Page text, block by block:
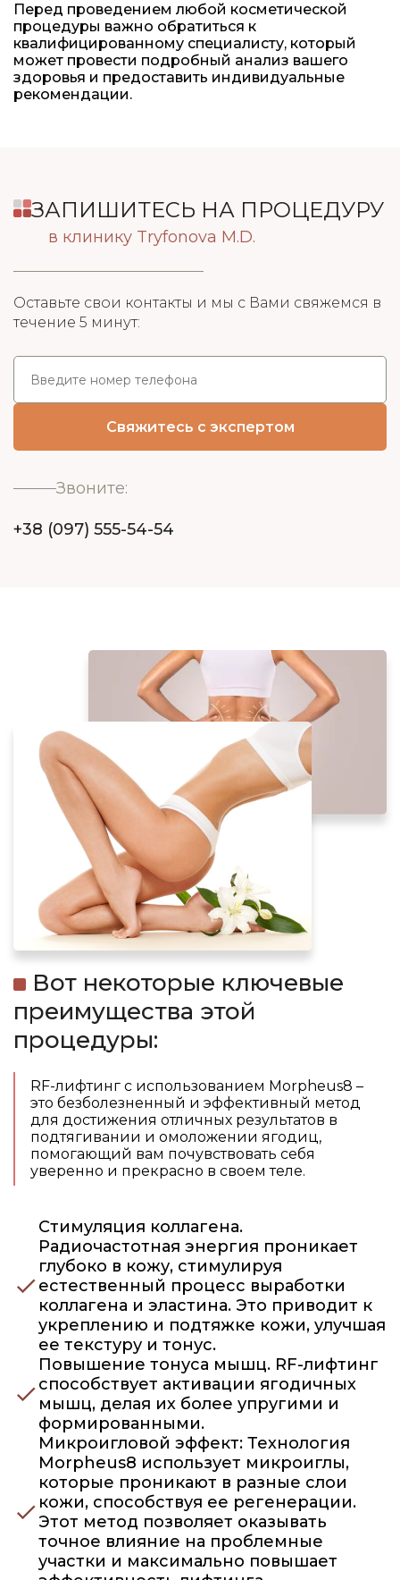
Перед проведением любой косметической
процедуры важно обратиться к
квалифицированному специалисту, который
может провести подробный анализ вашего
здоровья и предоставить индивидуальные
рекомендации.
ЗАПИШИТЕСЬ НА ПРОЦЕДУРУ
в клинику Tryfonova M.D.
Оставьте свои контакты и мы с Вами свяжемся в
течение 5 минут:
Звоните:
+38 (097) 555-54-54
Вот некоторые ключевые
преимущества этой
процедуры:
RF-лифтинг с использованием Morpheus8 –
это безболезненный и эффективный метод
для достижения отличных результатов в
подтягивании и омоложении ягодиц,
помогающий вам почувствовать себя
уверенно и прекрасно в своем теле.
Стимуляция коллагена.
Радиочастотная энергия проникает
глубоко в кожу, стимулируя
естественный процесс выработки
коллагена и эластина. Это приводит к
укреплению и подтяжке кожи, улучшая
ее текстуру и тонус.
Повышение тонуса мышц. RF-лифтинг
способствует активации ягодичных
мышц, делая их более упругими и
формированными.
Микроигловой эффект: Технология
Morpheus8 использует микроиглы,
которые проникают в разные слои
кожи, способствуя ее регенерации.
Этот метод позволяет оказывать
точное влияние на проблемные
участки и максимально повышает